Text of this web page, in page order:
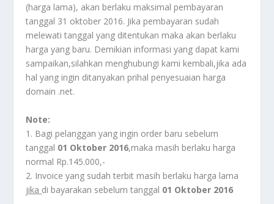
(harga lama), akan berlaku maksimal pembayaran
tanggal 31 oktober 2016. Jika pembayaran sudah
melewati tanggal yang ditentukan maka akan berlaku
harga yang baru. Demikian informasi yang dapat kami
sampaikan,silahkan menghubungi kami kembali,jika ada
hal yang ingin ditanyakan prihal penyesuaian harga
domain .net.
Note:
1. Bagi pelanggan yang ingin order baru sebelum
tanggal 01 Oktober 2016,maka masih berlaku harga
normal Rp.145.000,-
2. Invoice yang sudah terbit masih berlaku harga lama
jika di bayarakan sebelum tanggal 01 Oktober 2016